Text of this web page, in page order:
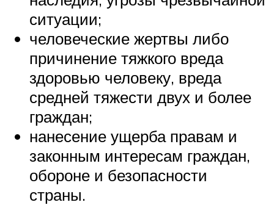
ситуации;
человеческие жертвы либо
причинение тяжкого вреда
здоровью человеку, вреда
средней тяжести двух и более
граждан;
нанесение ущерба правам и
законным интересам граждан,
обороне и безопасности
страны.